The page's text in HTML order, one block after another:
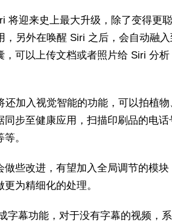
将迎来史上最大升级，除了变得更聪
另外在唤醒 Siri 之后，会自动融入
可以上传文档或者照片给 Siri 分析
加入视觉智能的功能，可以拍植物
步至健康应用，扫描印刷品的电话
。
些改进，有望加入全局调节的模块
为精细化的处理。
字幕功能，对于没有字幕的视频，